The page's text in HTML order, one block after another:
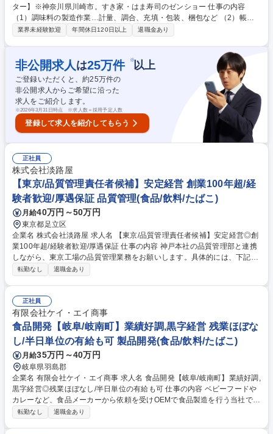
ター】※神奈川県川崎市。すき家・はま寿司のゼンショー 仕事の内容
（1）調味料の製造作業…計量、調合、充填・包装、梱包など （2）帳票
の作成と確認…正確に作業を行う為の帳票を発行、作業終了後は作業時に
フト管理や作業内容の調整など （4）生産管理…製品、原材料の在庫管理
と製造計画の作成など （5）製造機械のメンテナンス＆クリンリネス ご本
人の適性や経験を考慮しながら一つずつスキルを身に付けていただきま
す。将来的には工場のマネジメントをお任せしたいと考えております。 募
集職種 【食品製造オペレーター】※神奈川県川崎市。すき家・はま寿司の
ゼンショー
業界未経験歓迎 年間休日120日以上 退職金あり
非公開求人 は25万件 ※以上
ご登録いただくと、約25万件の
非公開求人からご希望に沿った
求人をご紹介します。
※2026年3月31日時点 ※求人数＝採用予定人数
登録して求人を紹介してもらう
正社員
株式会社淡路屋
【東京/品質管理責任者候補】安定経営 創業100年超/経
験者歓迎/厚遇保証 品質管理(食品/飲料/たばこ)
月給40万円～50万円
東京都足立区
企業名 株式会社淡路屋 求人名 【東京/品質管理責任者候補】安定経営◎創
業100年超/経験者歓迎/厚遇保証 仕事の内容 神戸本社の品質管理部と連携
しながら、東京工場の品質管理業務をお願いします。具体的には、下記業
務の履行と管理並びに他部署との折衝調整業務がメインミッションとなり
マニュアルの作成■監査対応■不良品の原因調査、対策立案 等 【商材】■駅
弁や行楽用/会議用のお弁当の生産をしています。 【顧客】■鉄道関連会社
や旅行会社、百貨店などが主要取引先です。 募集職種 【東京/品質管理責
任者候補】安定経営◎創業100年超/経験者歓迎/厚遇保証
転勤なし 退職金あり
正社員
有限会社ケイ・エイ商事
食品開発【岐阜/岐南町】業績好調,黒字経営 残業ほぼな
し/半日単位の有給も可 製品開発(食品/飲料/たばこ)
月給35万円～40万円
岐阜県羽島郡
企業名 有限会社ケイ・エイ商事 求人名 食品開発【岐阜/岐南町】業績好調,
黒字経営◎残業ほぼなし/半日単位の有給も可 仕事の内容 ベビーフードや
カレーなど、食品メーカーから依頼を受けOEMで食品製造を行う当社で食
品開発をお任せします。お客様からレシピを預かり製造ラインに落とし込
転勤なし 退職金あり